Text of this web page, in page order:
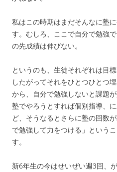
私はこの時期はまだそんなに塾
す。むしろ、ここで自分で勉強
の先成績は伸びない。
というのも、生徒それぞれは目
したがってそれをひとつひとつ
から、自分で勉強しないと課題
塾でやろうとすれば個別指導、
ど、そうなるとさらに塾の回数
で勉強して力をつける」という
す。
新6年生の今はせいぜい週3回、